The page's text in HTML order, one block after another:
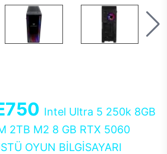
Intel Ultra 5 250k 8GB
2TB M2 8 GB RTX 5060
OYUN BİLGİSAYARI